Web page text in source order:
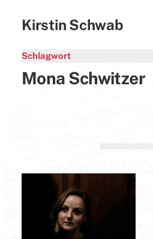
Kirstin Schwab
Schlagwort
Mona Schwitzer